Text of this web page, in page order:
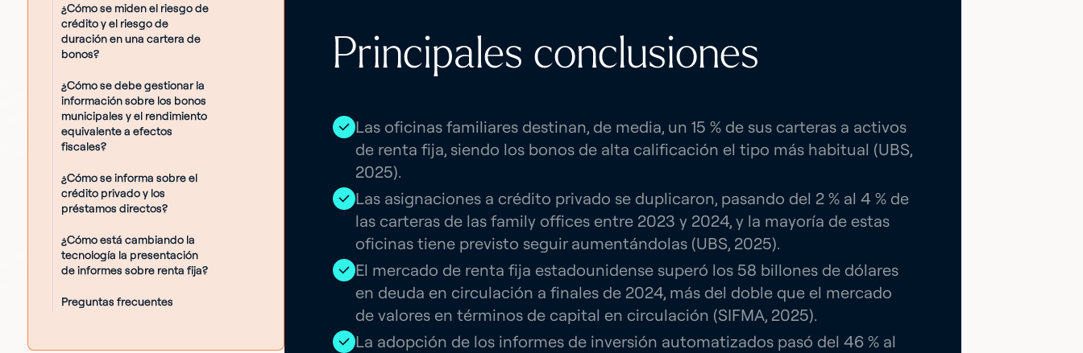
¿Cómo se miden el riesgo de
crédito y el riesgo de
duración en una cartera de
bonos?
¿Cómo se debe gestionar la
información sobre los bonos
municipales y el rendimiento
equivalente a efectos
fiscales?
¿Cómo se informa sobre el
crédito privado y los
préstamos directos?
¿Cómo está cambiando la
tecnología la presentación
de informes sobre renta fija?
Preguntas frecuentes
Principales conclusiones
Las oficinas familiares destinan, de media, un 15 % de sus carteras a activos
de renta fija, siendo los bonos de alta calificación el tipo más habitual (UBS,
2025).
Las asignaciones a crédito privado se duplicaron, pasando del 2 % al 4 % de
las carteras de las family offices entre 2023 y 2024, y la mayoría de estas
oficinas tiene previsto seguir aumentándolas (UBS, 2025).
El mercado de renta fija estadounidense superó los 58 billones de dólares
en deuda en circulación a finales de 2024, más del doble que el mercado
de valores en términos de capital en circulación (SIFMA, 2025).
La adopción de los informes de inversión automatizados pasó del 46 % al